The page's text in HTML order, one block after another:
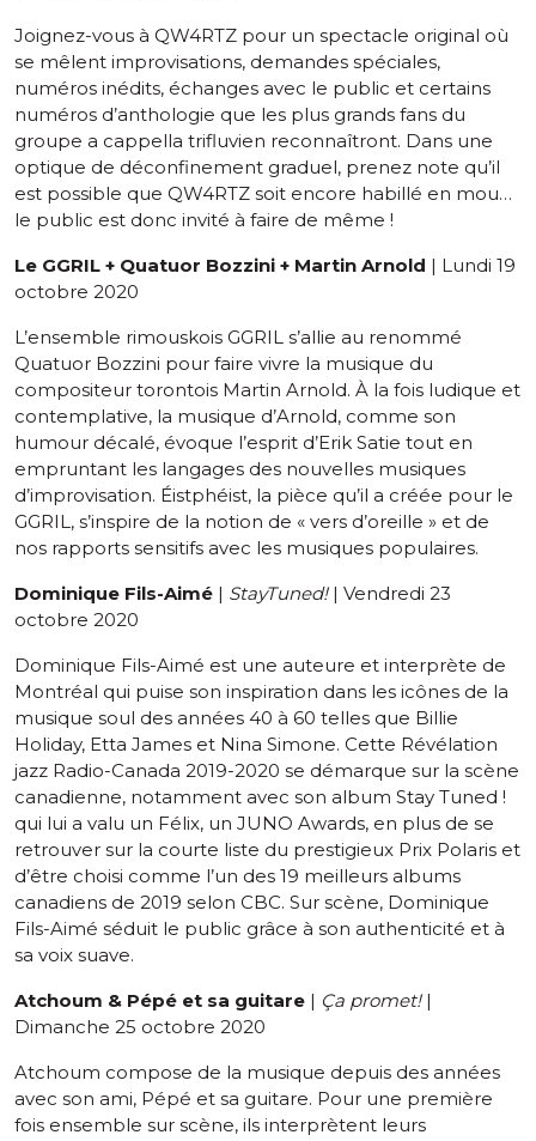
Joignez-vous à QW4RTZ pour un spectacle original où
se mêlent improvisations, demandes spéciales,
numéros inédits, échanges avec le public et certains
numéros d’anthologie que les plus grands fans du
groupe a cappella trifluvien reconnaîtront. Dans une
optique de déconfinement graduel, prenez note qu’il
est possible que QW4RTZ soit encore habillé en mou…
le public est donc invité à faire de même !
Le GGRIL + Quatuor Bozzini + Martin Arnold | Lundi 19
octobre 2020
L’ensemble rimouskois GGRIL s’allie au renommé
Quatuor Bozzini pour faire vivre la musique du
compositeur torontois Martin Arnold. À la fois ludique et
contemplative, la musique d’Arnold, comme son
humour décalé, évoque l’esprit d’Erik Satie tout en
empruntant les langages des nouvelles musiques
d’improvisation. Éistphéist, la pièce qu’il a créée pour le
GGRIL, s’inspire de la notion de « vers d’oreille » et de
nos rapports sensitifs avec les musiques populaires.
Dominique Fils-Aimé | StayTuned!| Vendredi 23
octobre 2020
Dominique Fils-Aimé est une auteure et interprète de
Montréal qui puise son inspiration dans les icônes de la
musique soul des années 40 à 60 telles que Billie
Holiday, Etta James et Nina Simone. Cette Révélation
jazz Radio-Canada 2019-2020 se démarque sur la scène
canadienne, notamment avec son album Stay Tuned !
qui lui a valu un Félix, un JUNO Awards, en plus de se
retrouver sur la courte liste du prestigieux Prix Polaris et
d’être choisi comme l’un des 19 meilleurs albums
canadiens de 2019 selon CBC. Sur scène, Dominique
Fils-Aimé séduit le public grâce à son authenticité et à
sa voix suave.
Atchoum & Pépé et sa guitare | Ça promet!|
Dimanche 25 octobre 2020
Atchoum compose de la musique depuis des années
avec son ami, Pépé et sa guitare. Pour une première
fois ensemble sur scène, ils interprètent leurs